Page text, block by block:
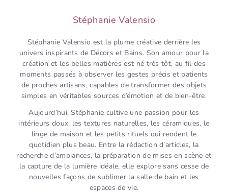
Stéphanie Valensio
Stéphanie Valensio est la plume créative derrière les
univers inspirants de Décors et Bains. Son amour pour la
création et les belles matières est né très tôt, au fil des
moments passés à observer les gestes précis et patients
de proches artisans, capables de transformer des objets
simples en véritables sources d’émotion et de bien-être.
Aujourd’hui, Stéphanie cultive une passion pour les
intérieurs doux, les textures naturelles, les céramiques, le
linge de maison et les petits rituels qui rendent le
quotidien plus beau. Entre la rédaction d’articles, la
recherche d’ambiances, la préparation de mises en scène et
la capture de la lumière idéale, elle explore sans cesse de
nouvelles façons de sublimer la salle de bain et les
espaces de vie.